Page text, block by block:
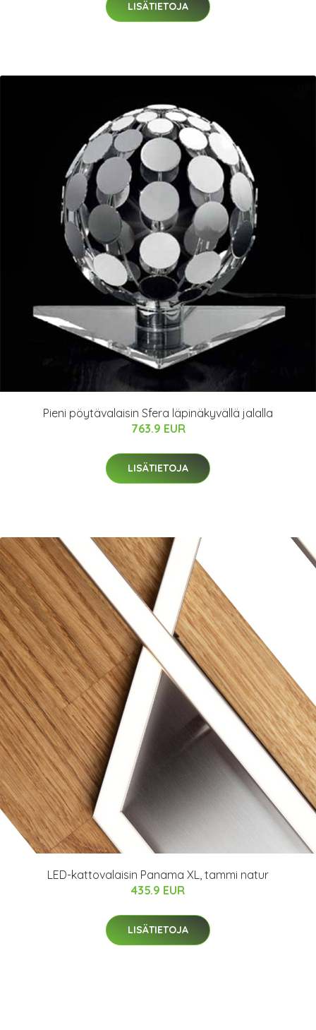
LISÄTIETOJA
Pieni pöytävalaisin Sfera läpinäkyvällä jalalla
763.9 EUR
LISÄTIETOJA
LED-kattovalaisin Panama XL, tammi natur
435.9 EUR
LISÄTIETOJA